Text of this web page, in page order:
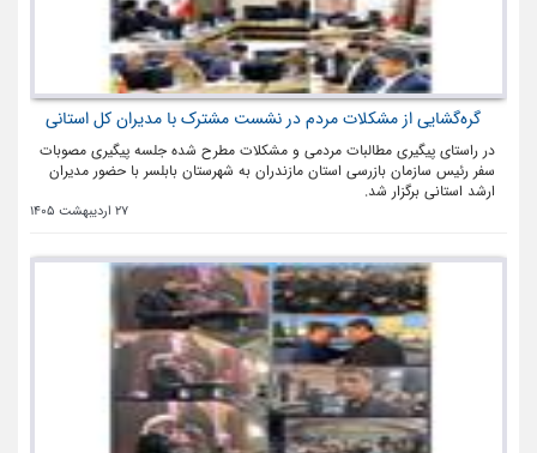
گره‌گشایی از مشکلات مردم در نشست مشترک با مدیران کل استانی
در راستای پیگیری مطالبات مردمی و مشکلات مطرح شده جلسه پیگیری مصوبات
سفر رئیس سازمان بازرسی استان مازندران به شهرستان بابلسر با حضور مدیران
ارشد استانی برگزار شد.
27 اردیبهشت 1405